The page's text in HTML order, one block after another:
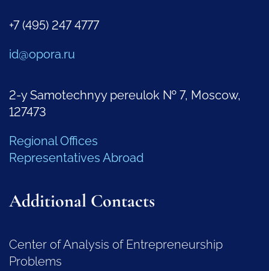
+7 (495) 247 4777
id@opora.ru
2-y Samotechnyy pereulok № 7, Moscow,
127473
Regional Offices
Representatives Abroad
Additional Contacts
Center of Analysis of Entrepreneurship
Problems